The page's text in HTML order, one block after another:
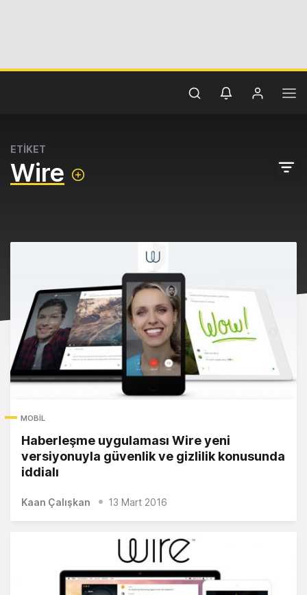
ETİKET
Wire
MOBIL
Haberleşme uygulaması Wire yeni
versiyonuyla güvenlik ve gizlilik konusunda
iddialı
Kaan Çalışkan 13 Mart 2016